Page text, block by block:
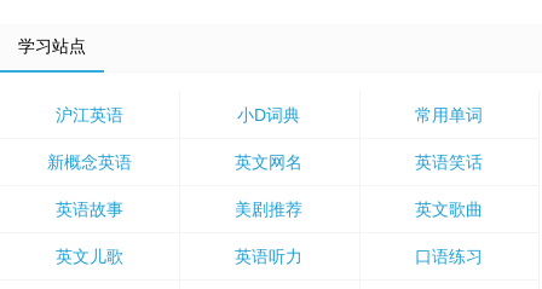
学习站点
沪江英语 小D词典 常用单词
新概念英语 英文网名 英语笑话
英语故事 美剧推荐 英文歌曲
英文儿歌 英语听力 口语练习